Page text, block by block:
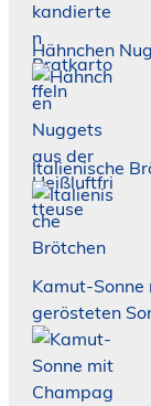
Hähnchen
Italienische
Kamut-
gerösteten